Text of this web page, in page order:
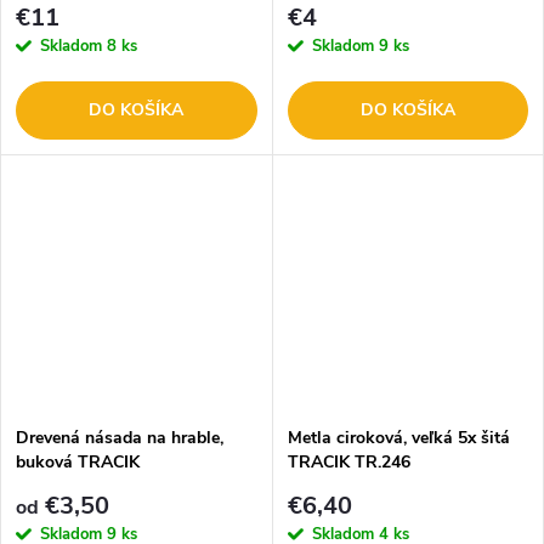
€11
Skladom 8 ks
DO KOŠÍKA
€4
Skladom 9 ks
DO KOŠÍKA
Drevená násada na hrable,
buková TRACIK
od €3,50
Skladom 9 ks
Metla ciroková, veľká 5x šitá
TRACIK TR.246
€6,40
Skladom 4 ks